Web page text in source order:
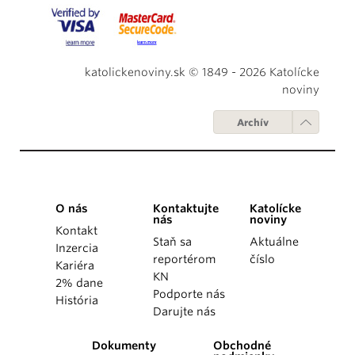
katolickenoviny.sk © 1849 - 2026 Katolícke
noviny
Archív
O nás
Kontakt
Inzercia
Kariéra
2% dane
História
Kontaktujte
nás
Staň sa
reportérom
KN
Podporte nás
Darujte nás
Katolícke
noviny
Aktuálne
číslo
Dokumenty
Obchodné